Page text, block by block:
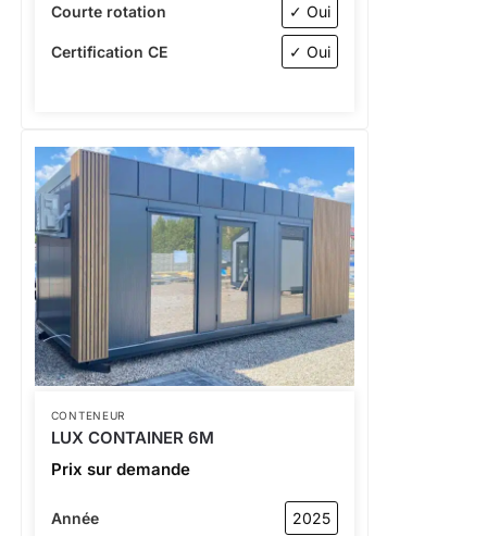
Courte rotation ✓ Oui
Certification CE ✓ Oui
CONTENEUR
LUX CONTAINER 6M
Prix sur demande
Année 2025